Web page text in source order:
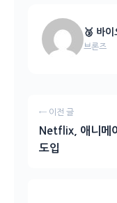
🥉 바이
브론즈
← 이전 글
Netflix, 애니메
도입